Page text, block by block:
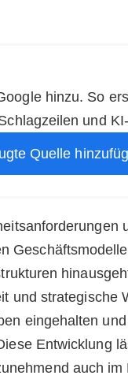
hinzu. So
und
Quelle
und strategische
eingehalten
Entwicklung
auch im